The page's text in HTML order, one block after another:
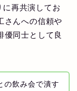
に再共演してお
さんへの信頼や
優同士として良
の飲み会で潰す